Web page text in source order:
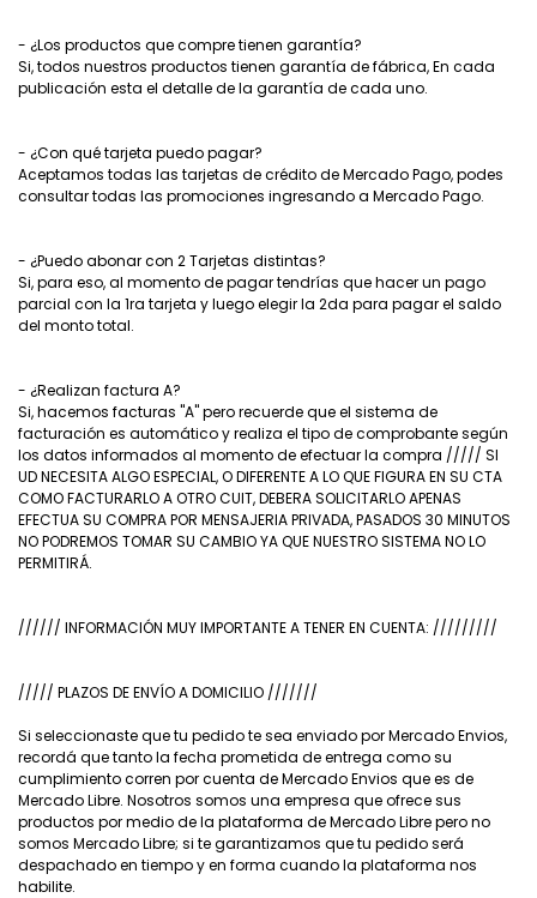
- ¿Los productos que compre tienen garantía?
Si, todos nuestros productos tienen garantía de fábrica, En cada
publicación esta el detalle de la garantía de cada uno.
- ¿Con qué tarjeta puedo pagar?
Aceptamos todas las tarjetas de crédito de Mercado Pago, podes
consultar todas las promociones ingresando a Mercado Pago.
- ¿Puedo abonar con 2 Tarjetas distintas?
Si, para eso, al momento de pagar tendrías que hacer un pago
parcial con la 1ra tarjeta y luego elegir la 2da para pagar el saldo
del monto total.
- ¿Realizan factura A?
Si, hacemos facturas "A" pero recuerde que el sistema de
facturación es automático y realiza el tipo de comprobante según
los datos informados al momento de efectuar la compra ///// SI
UD NECESITA ALGO ESPECIAL, O DIFERENTE A LO QUE FIGURA EN SU CTA
COMO FACTURARLO A OTRO CUIT, DEBERA SOLICITARLO APENAS
EFECTUA SU COMPRA POR MENSAJERIA PRIVADA, PASADOS 30 MINUTOS
NO PODREMOS TOMAR SU CAMBIO YA QUE NUESTRO SISTEMA NO LO
PERMITIRÁ.
////// INFORMACIÓN MUY IMPORTANTE A TENER EN CUENTA: /////////
///// PLAZOS DE ENVÍO A DOMICILIO ///////
Si seleccionaste que tu pedido te sea enviado por Mercado Envios,
recordá que tanto la fecha prometida de entrega como su
cumplimiento corren por cuenta de Mercado Envios que es de
Mercado Libre. Nosotros somos una empresa que ofrece sus
productos por medio de la plataforma de Mercado Libre pero no
somos Mercado Libre; si te garantizamos que tu pedido será
despachado en tiempo y en forma cuando la plataforma nos
habilite.